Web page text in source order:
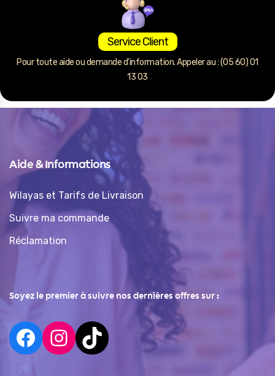
Service Client
Pour toute aide ou demande d’information. Appeler au : (05 60) 01
13 03
Aide & Informations
Wilayas et Tarifs de Livraison
Suivre ma commande
Réclamation
Soyez le premier à suivre nos dernières offres sur :